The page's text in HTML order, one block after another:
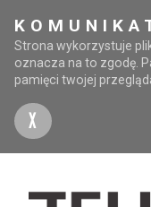
Strona wykorzystuje
oznacza na to zgodę.
pamięci twojej
X